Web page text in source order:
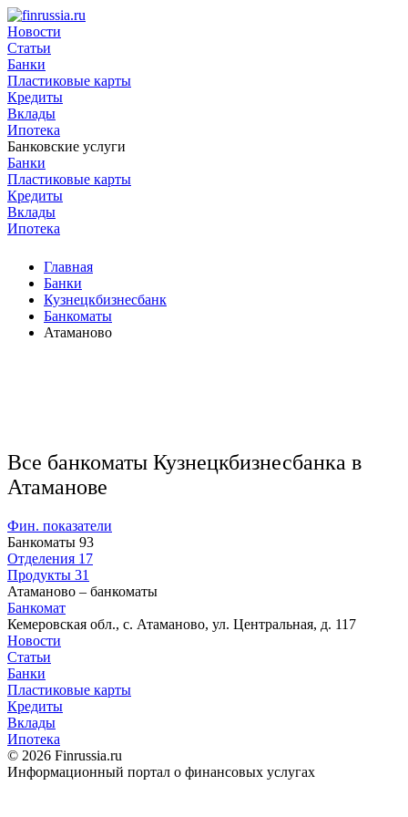
Новости
Статьи
Банки
Пластиковые карты
Кредиты
Вклады
Ипотека
Банковские услуги
Банки
Пластиковые карты
Кредиты
Вклады
Ипотека
Главная
Банки
Кузнецкбизнесбанк
Банкоматы
Атаманово
Все банкоматы Кузнецкбизнесбанка в
Атаманове
Фин. показатели
Банкоматы 93
Отделения 17
Продукты 31
Атаманово – банкоматы
Банкомат
Кемеровская обл., с. Атаманово, ул. Центральная, д. 117
Новости
Статьи
Банки
Пластиковые карты
Кредиты
Вклады
Ипотека
© 2026 Finrussia.ru
Информационный портал о финансовых услугах